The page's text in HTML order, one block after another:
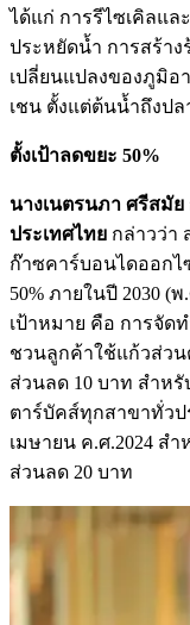
ได้แก่ การรีไซเคิลแล
ประหยัดนํ้า การสร้า
เปลี่ยนแปลงของภูมิ
เชน ตั้งแต่ต้นนํ้าถึงปล
ตั้งเป้าลดขยะ 50%
นางเนตรนภา ศรีสมั
ประเทศไทย กล่าวว่า
ก๊าซคาร์บอนไดออก
50% ภายในปี 2030 (
เป้าหมาย คือ การจัดท
ชวนลูกค้าใช้แก้วส่วน
ส่วนลด 10 บาท สำห
ตาร์บัคส์ทุกสาขาทั่วป
เมษายน ค.ศ.2024 ส
ส่วนลด 20 บาท